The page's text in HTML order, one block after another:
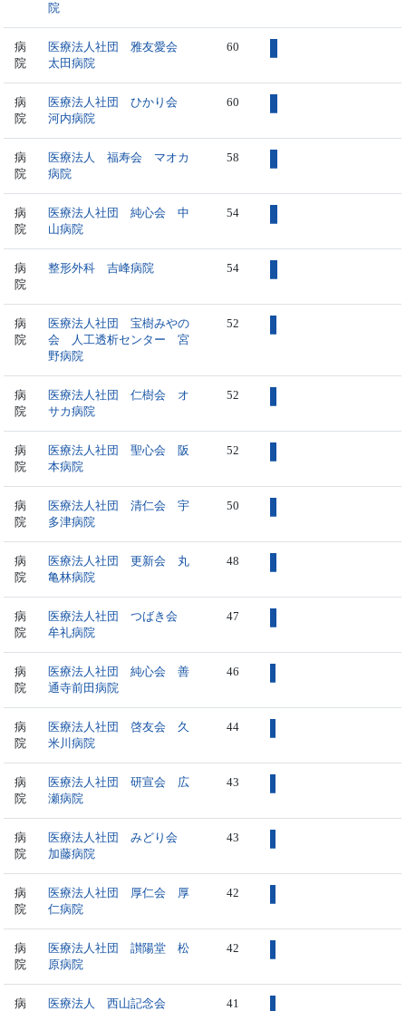
院
病
院
医療法人社団 雅友愛会
太田病院
60
病
院
医療法人社団 ひかり会
河内病院
60
病
院
医療法人 福寿会 マオカ
病院
58
病
院
医療法人社団 純心会 中
山病院
54
病
院
整形外科 吉峰病院 54
病
院
医療法人社団 宝樹みやの
会 人工透析センター 宮
野病院
52
病
院
医療法人社団 仁樹会 オ
サカ病院
52
病
院
医療法人社団 聖心会 阪
本病院
52
病
院
医療法人社団 清仁会 宇
多津病院
50
病
院
医療法人社団 更新会 丸
亀林病院
48
病
院
医療法人社団 つばき会
牟礼病院
47
病
院
医療法人社団 純心会 善
通寺前田病院
46
病
院
医療法人社団 啓友会 久
米川病院
44
病
院
医療法人社団 研宣会 広
瀬病院
43
病
院
医療法人社団 みどり会
加藤病院
43
病
院
医療法人社団 厚仁会 厚
仁病院
42
病
院
医療法人社団 讃陽堂 松
原病院
42
病
医療法人 西山記念会
41